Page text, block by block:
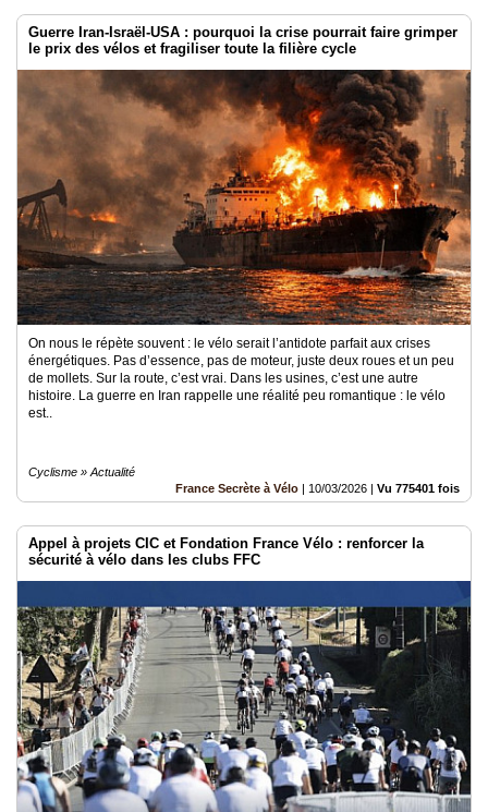
Guerre Iran-Israël-USA : pourquoi la crise pourrait faire grimper
le prix des vélos et fragiliser toute la filière cycle
On nous le répète souvent : le vélo serait l’antidote parfait aux crises
énergétiques. Pas d’essence, pas de moteur, juste deux roues et un peu
de mollets. Sur la route, c’est vrai. Dans les usines, c’est une autre
histoire. La guerre en Iran rappelle une réalité peu romantique : le vélo
est..
Cyclisme » Actualité
France Secrète à Vélo | 10/03/2026 | Vu 775401 fois
Appel à projets CIC et Fondation France Vélo : renforcer la
sécurité à vélo dans les clubs FFC